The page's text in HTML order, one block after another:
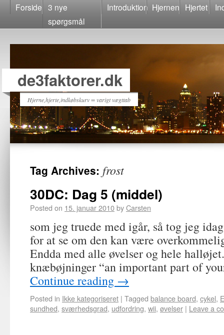
Forside 3 nye
spørgsmål
Introduktion Hjernen Hjertet
de3faktorer.dk
Hjerne,hjerte,indkøbskurv = varigt vægttab
Tag Archives: frost
30DC: Dag 5 (middel)
Posted on 15. januar 2010byCarsten
som jeg truede med igår, så tog jeg
for at se om den kan være
Endda med alle øvelser og hele
knæbøjninger “an important part of
Continue reading →
Posted in Ikke kategoriseret | Tagged balance board, cykel,
sundhed, sværhedsgrad, udfordring, wii, øvelser | Leave a